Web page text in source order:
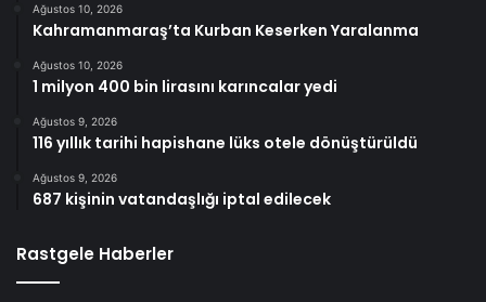
Ağustos 10, 2026
Kahramanmaraş’ta Kurban Keserken Yaralanma
Ağustos 10, 2026
1 milyon 400 bin lirasını karıncalar yedi
Ağustos 9, 2026
116 yıllık tarihi hapishane lüks otele dönüştürüldü
Ağustos 9, 2026
687 kişinin vatandaşlığı iptal edilecek
Rastgele Haberler